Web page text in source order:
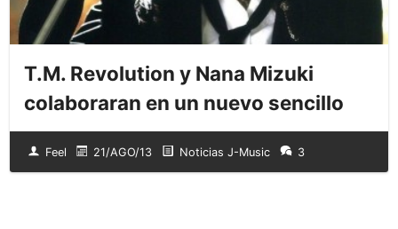
T.M. Revolution y Nana Mizuki
colaboraran en un nuevo sencillo
Feel 21/AGO/13 Noticias J-Music 3